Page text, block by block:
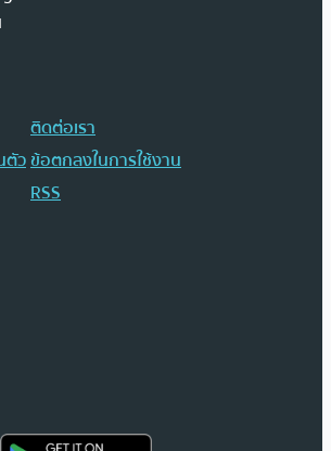
ติดต่อเรา
ตัวข้อตกลงในการใช้งาน
RSS